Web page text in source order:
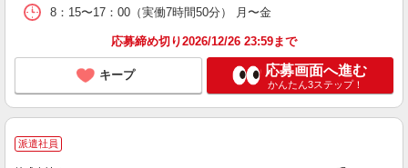
8：15〜17：00（実働7時間50分） 月〜金
応募締め切り2026/12/26 23:59まで
キープ 応募画面へ進む
かんたん3ステップ！
派遣社員